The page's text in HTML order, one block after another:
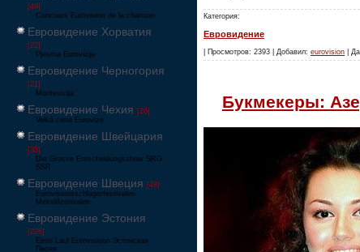
[49]
Concours Eurovision de la chanson
Евровидение Хорватия
[22]
Pjesma Eurovizije
Евровидение Черногория
[21]
Montevizija
Евровидение Чехия [26]
Velká cena Eurovize
Евровидение Швейцария
[35]
Die Grosse Entscheidungsshow SRG
SSR
Евровидение Швеция [48]
Eurovisionsschlagerfestivalen
Melodifestivalen
Евровидение Эстония
[226]
Eesti Laul Eurovisioon Эстонская
Песня
Категория:
Евровидение
| Просмотров: 2393 | Добавил: eurovision |
Букмекеры: